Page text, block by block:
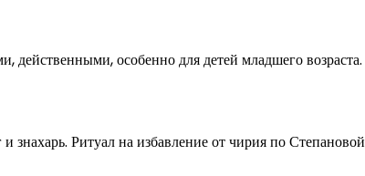
действенными, особенно для детей младшего возраста.
знахарь. Ритуал на избавление от чирия по Степановой